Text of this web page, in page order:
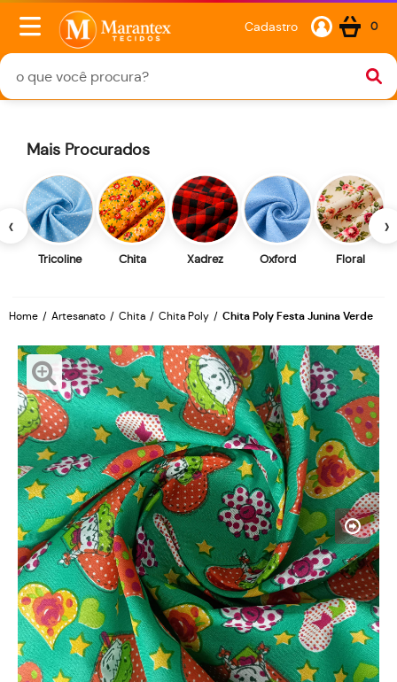
Cadastro 0
‹
Mais Procurados
Tricoline Chita Xadrez Oxford Floral
›
Home Artesanato Chita Chita Poly Chita Poly Festa Junina Verde